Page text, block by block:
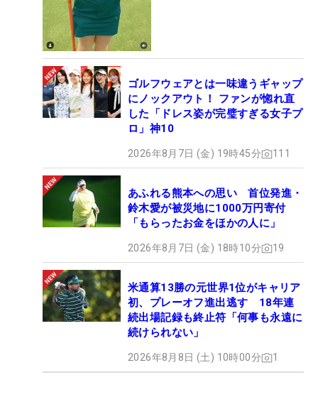
ゴルフウェアとは一味違うギャップ
にノックアウト！ ファンが惚れ直
した「ドレス姿が完璧すぎる女子プ
ロ」神10
2026年8月7日 (金) 19時45分 111
あふれる熊本への思い 首位発進・
鈴木愛が被災地に1000万円寄付
「もらったお金をほかの人に」
2026年8月7日 (金) 18時10分 19
米通算13勝の元世界1位がキャリア
初、プレーオフ進出逃す 18年連
続出場記録も終止符「何事も永遠に
続けられない」
2026年8月8日 (土) 10時00分 1